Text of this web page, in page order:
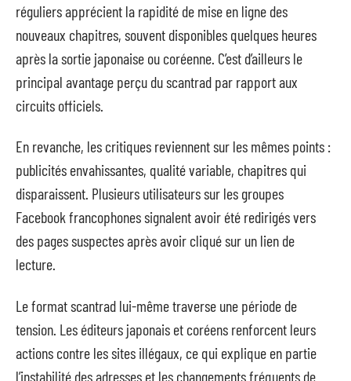
réguliers apprécient la rapidité de mise en ligne des
nouveaux chapitres, souvent disponibles quelques heures
après la sortie japonaise ou coréenne. C’est d’ailleurs le
principal avantage perçu du scantrad par rapport aux
circuits officiels.
En revanche, les critiques reviennent sur les mêmes points :
publicités envahissantes, qualité variable, chapitres qui
disparaissent. Plusieurs utilisateurs sur les groupes
Facebook francophones signalent avoir été redirigés vers
des pages suspectes après avoir cliqué sur un lien de
lecture.
Le format scantrad lui-même traverse une période de
tension. Les éditeurs japonais et coréens renforcent leurs
actions contre les sites illégaux, ce qui explique en partie
l’instabilité des adresses et les changements fréquents de